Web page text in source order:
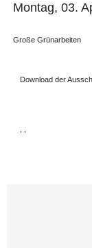
Montag, 03.
Große Grünarbeiten
Download der
, ,